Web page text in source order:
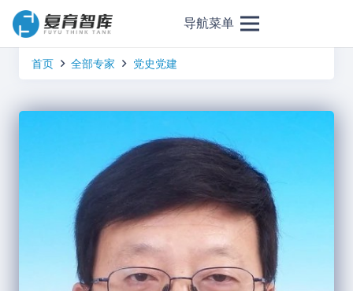
导航菜单
首页 全部专家 党史党建